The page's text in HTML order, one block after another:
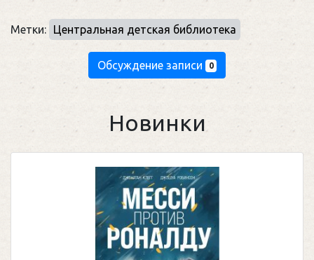
Метки: Центральная детская библиотека
Обсуждение записи 0
Новинки